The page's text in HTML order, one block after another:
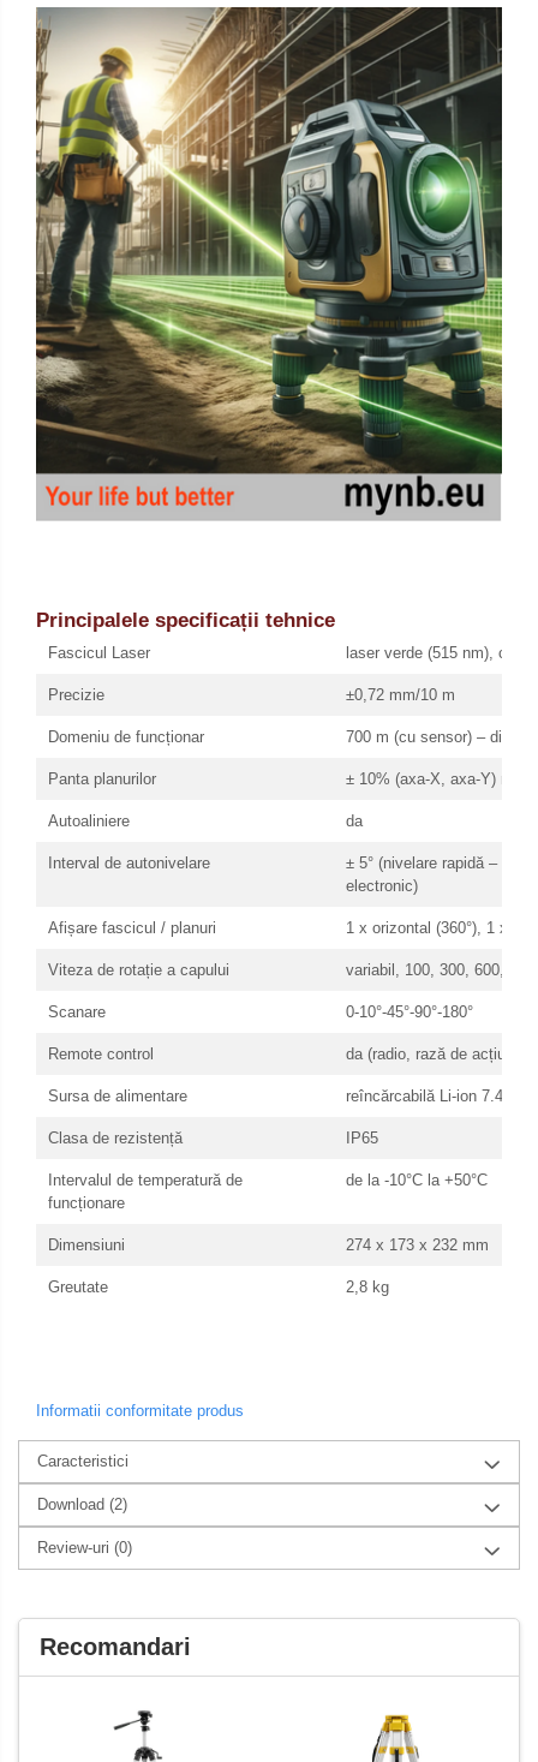
Principalele specificații tehnice
Fascicul Laser laser verde (515 nm),
Precizie ±0,72 mm/10 m
Domeniu de funcționar 700 m (cu sensor) –
Panta planurilor ± 10% (axa-X, axa-Y)
Autoaliniere da
Interval de autonivelare
± 5° (nivelare rapidă –
electronic)
Afișare fascicul / planuri 1 x orizontal (360°), 1 x
Viteza de rotație a capului variabil, 100, 300, 600, 800
Scanare 0-10°-45°-90°-180°
Remote control da (radio, rază de acțiune
Sursa de alimentare reîncărcabilă Li-ion 7.4V
Clasa de rezistență IP65
Intervalul de temperatură de
funcționare
de la -10°C la +50°C
Dimensiuni 274 x 173 x 232 mm
Greutate 2,8 kg
Informatii conformitate produs
Caracteristici
Download (2)
Review-uri (0)
Recomandari